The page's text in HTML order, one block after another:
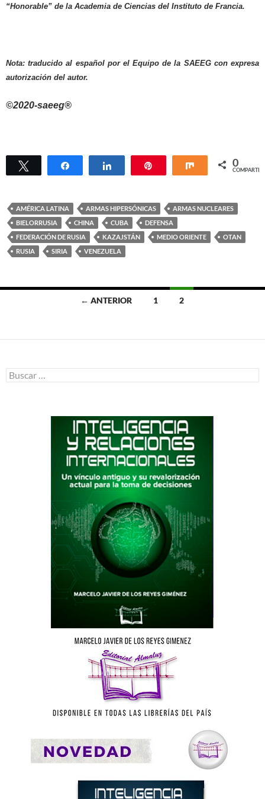
“Honorable” de la Academia de Ciencias del Instituto de Francia.
Nota: traducido al español por el Equipo de la SAEEG con expresa
autorización del autor.
©2020-saeeg®
Twittear Compartir Compartir Compartir
0
COMPARTIR
AMÉRICA LATINA ARMAS HIPERSÓNICAS
ARMAS NUCLEARES
BIELORRUSIA
CHINA CUBA
DEFENSA
FEDERACIÓN DE RUSIA
KAZAJSTÁN MEDIO ORIENTE
OTAN
RUSIA
SIRIA VENEZUELA
las
← ANTERIOR 1 2
Buscar: